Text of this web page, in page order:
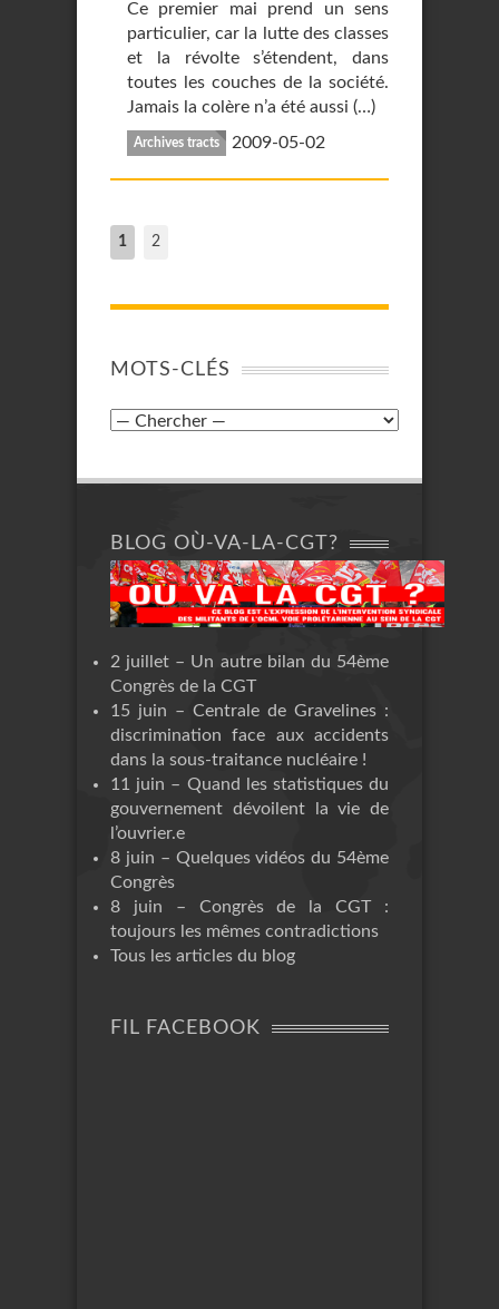
Ce premier mai prend un sens
particulier, car la lutte des classes
et la révolte s’étendent, dans
toutes les couches de la société.
Jamais la colère n’a été aussi (…)
Archives tracts 2009-05-02
1 2
MOTS-CLÉS
BLOG OÙ-VA-LA-CGT?
2 juillet – Un autre bilan du 54ème
Congrès de la CGT
15 juin – Centrale de Gravelines :
discrimination face aux accidents
dans la sous-traitance nucléaire !
11 juin – Quand les statistiques du
gouvernement dévoilent la vie de
l’ouvrier.e
8 juin – Quelques vidéos du 54ème
Congrès
8 juin – Congrès de la CGT :
toujours les mêmes contradictions
Tous les articles du blog
FIL FACEBOOK